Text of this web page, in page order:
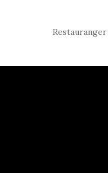
Restauranger